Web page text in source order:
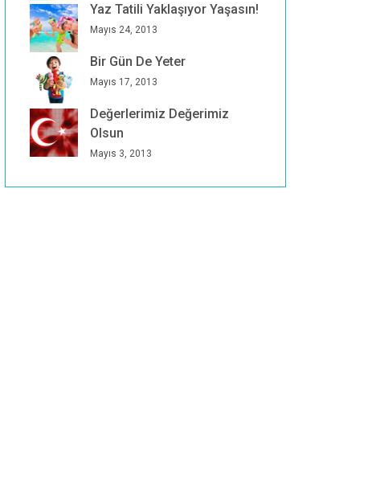
Yaz Tatili Yaklaşıyor Yaşasın!
Mayıs 24, 2013
Bir Gün De Yeter
Mayıs 17, 2013
Değerlerimiz Değerimiz
Olsun
Mayıs 3, 2013